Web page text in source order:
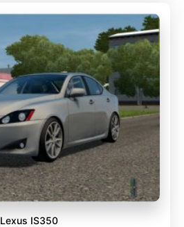
Lexus IS350